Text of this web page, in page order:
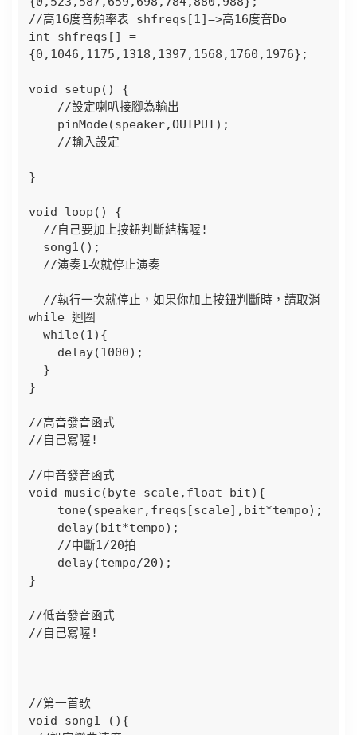
//高16度音頻率表 shfreqs[1]=>高16度音Do
int shfreqs[] =
{0,1046,1175,1318,1397,1568,1760,1976};
void setup() {
}
void loop() {
while 迴圈
}
//高音發音函式
//自己寫喔!
//中音發音函式
void music(byte scale,float bit){
}
//低音發音函式
//自己寫喔!
//第一首歌
void song1 (){